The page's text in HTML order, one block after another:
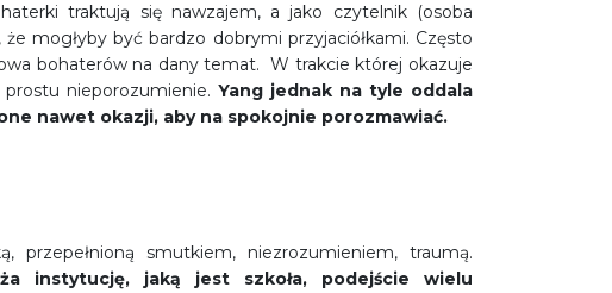
traktują się nawzajem, a jako czytelnik (osoba
mogłyby być bardzo dobrymi przyjaciółkami. Często
bohaterów na dany temat. W trakcie której okazuje
prostu nieporozumienie.Yang jednak na tyle oddala
nawet okazji, aby na spokojnie porozmawiać.
przepełnioną smutkiem, niezrozumieniem, traumą.
instytucję, jaką jest szkoła, podejście wielu